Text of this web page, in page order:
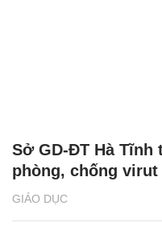
GIÁO DỤC
Sở GD-ĐT Hà
phòng, chống virut